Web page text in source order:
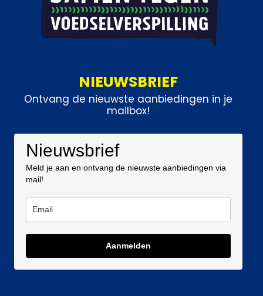
NIEUWSBRIEF
Ontvang de nieuwste aanbiedingen in je
mailbox!
Nieuwsbrief
Meld je aan en ontvang de nieuwste aanbiedingen via
mail!
Aanmelden